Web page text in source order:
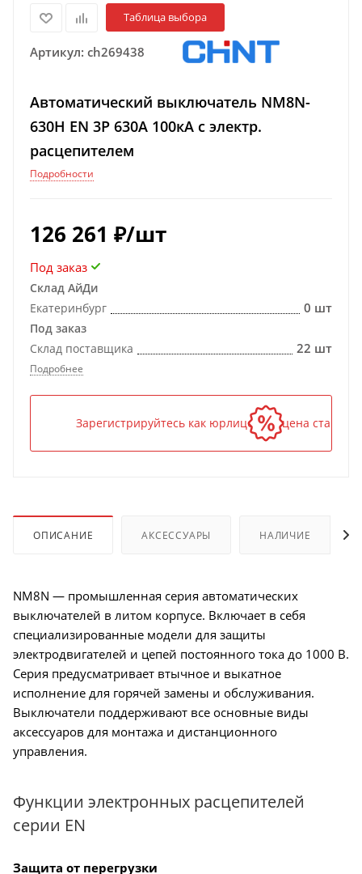
Таблица выбора
Артикул: ch269438
Автоматический выключатель NM8N-
630H EN 3P 630А 100кА с электр.
расцепителем
Подробности
126 261 ₽/шт
Под заказ
Склад АйДи
Екатеринбург
0 шт
Под заказ
Склад поставщика
22 шт
Подробнее
Зарегистрируйтесь как юрлицо — и цена станет
ОПИСАНИЕ АКСЕССУАРЫ НАЛИЧИЕ
NM8N — промышленная серия автоматических
выключателей в литом корпусе. Включает в себя
специализированные модели для защиты
электродвигателей и цепей постоянного тока до 1000 В.
Серия предусматривает втычное и выкатное
исполнение для горячей замены и обслуживания.
Выключатели поддерживают все основные виды
аксессуаров для монтажа и дистанционного
управления.
Функции электронных расцепителей
серии EN
Защита от перегрузки